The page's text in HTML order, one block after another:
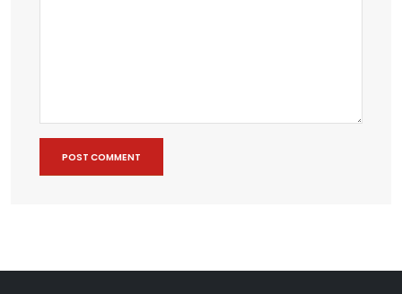
POST COMMENT